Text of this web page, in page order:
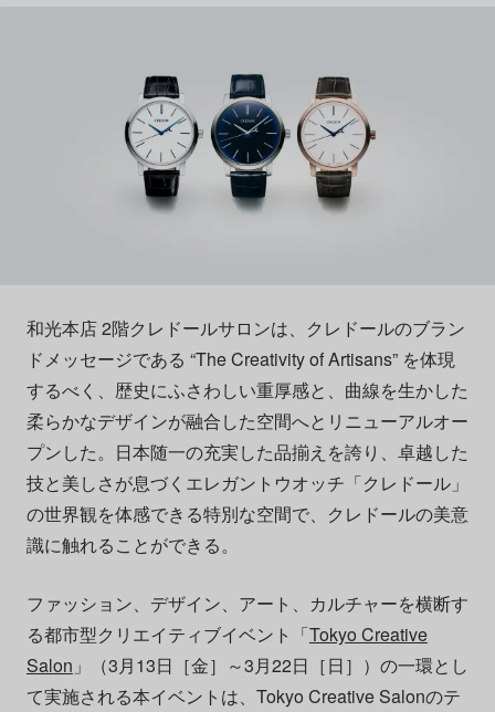
和光本店 2階クレドールサロンは、クレドールのブラン
ドメッセージである “The Creativity of Artisans” を体現
するべく、歴史にふさわしい重厚感と、曲線を生かした
柔らかなデザインが融合した空間へとリニューアルオー
プンした。日本随一の充実した品揃えを誇り、卓越した
技と美しさが息づくエレガントウオッチ「クレドール」
の世界観を体感できる特別な空間で、クレドールの美意
識に触れることができる。
ファッション、デザイン、アート、カルチャーを横断す
る都市型クリエイティブイベント「Tokyo Creative
Salon 」（3月13日［金］～3月22日［日］）の一環とし
て実施される本イベントは、Tokyo Creative Salonのテ